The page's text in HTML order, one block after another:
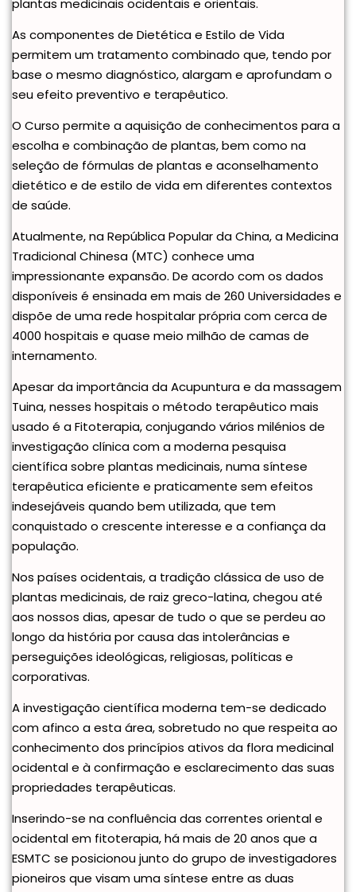
plantas medicinais ocidentais e orientais.
As componentes de Dietética e Estilo de Vida
permitem um tratamento combinado que, tendo por
base o mesmo diagnóstico, alargam e aprofundam o
seu efeito preventivo e terapêutico.
O Curso permite a aquisição de conhecimentos para a
escolha e combinação de plantas, bem como na
seleção de fórmulas de plantas e aconselhamento
dietético e de estilo de vida em diferentes contextos
de saúde.
Atualmente, na República Popular da China, a Medicina
Tradicional Chinesa (MTC) conhece uma
impressionante expansão. De acordo com os dados
disponíveis é ensinada em mais de 260 Universidades e
dispõe de uma rede hospitalar própria com cerca de
4000 hospitais e quase meio milhão de camas de
internamento.
Apesar da importância da Acupuntura e da massagem
Tuina, nesses hospitais o método terapêutico mais
usado é a Fitoterapia, conjugando vários milénios de
investigação clínica com a moderna pesquisa
científica sobre plantas medicinais, numa síntese
terapêutica eficiente e praticamente sem efeitos
indesejáveis quando bem utilizada, que tem
conquistado o crescente interesse e a confiança da
população.
Nos países ocidentais, a tradição clássica de uso de
plantas medicinais, de raiz greco-latina, chegou até
aos nossos dias, apesar de tudo o que se perdeu ao
longo da história por causa das intolerâncias e
perseguições ideológicas, religiosas, políticas e
corporativas.
A investigação científica moderna tem-se dedicado
com afinco a esta área, sobretudo no que respeita ao
conhecimento dos princípios ativos da flora medicinal
ocidental e à confirmação e esclarecimento das suas
propriedades terapêuticas.
Inserindo-se na confluência das correntes oriental e
ocidental em fitoterapia, há mais de 20 anos que a
ESMTC se posicionou junto do grupo de investigadores
pioneiros que visam uma síntese entre as duas